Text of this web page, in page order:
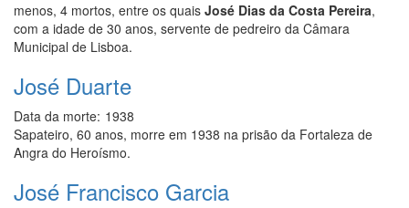
menos, 4 mortos, entre os quais José Dias da Costa Pereira,
com a idade de 30 anos, servente de pedreiro da Câmara
Municipal de Lisboa.
José Duarte
Data da morte: 1938
Sapateiro, 60 anos, morre em 1938 na prisão da Fortaleza de
Angra do Heroísmo.
José Francisco Garcia